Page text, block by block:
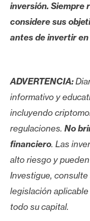
inversión. Siempre
considere sus
antes de invertir
ADVERTENCIA:
informativo y
incluyendo
regulaciones. No
financiero. Las
alto riesgo y
Investigue,
legislación
todo su capital.